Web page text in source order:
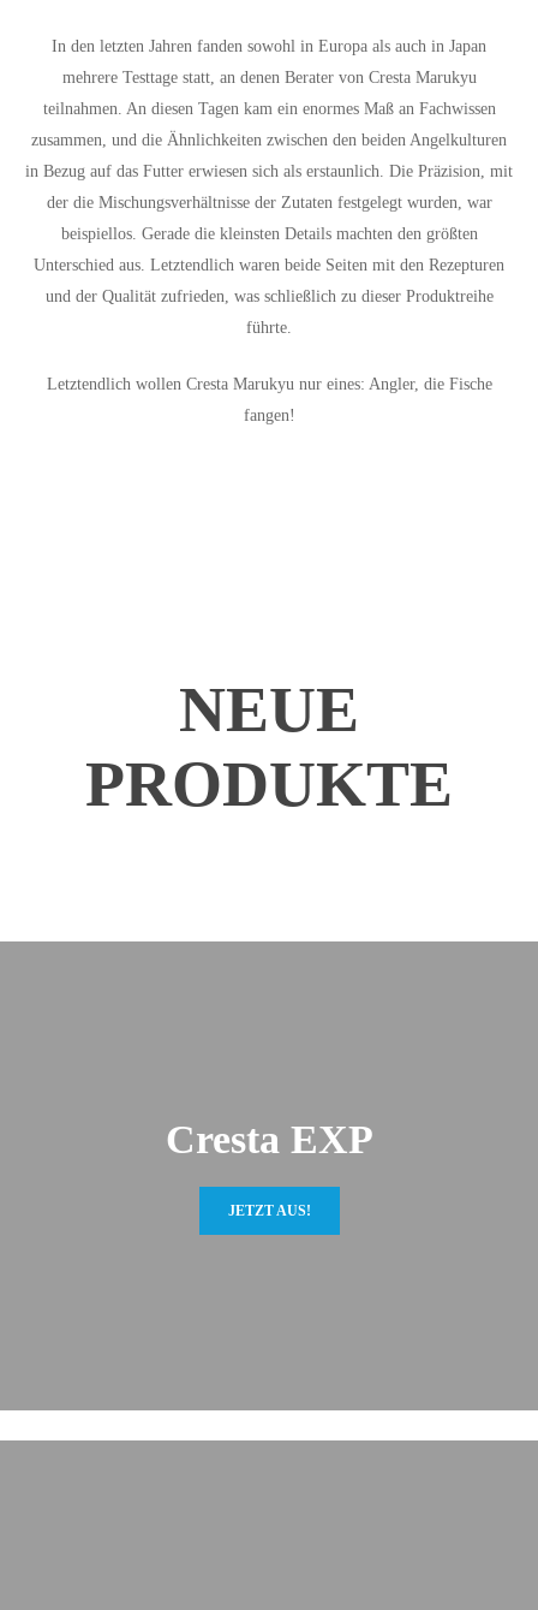
In den letzten Jahren fanden sowohl in Europa als auch in Japan
mehrere Testtage statt, an denen Berater von Cresta Marukyu
teilnahmen. An diesen Tagen kam ein enormes Maß an Fachwissen
zusammen, und die Ähnlichkeiten zwischen den beiden Angelkulturen
in Bezug auf das Futter erwiesen sich als erstaunlich. Die Präzision, mit
der die Mischungsverhältnisse der Zutaten festgelegt wurden, war
beispiellos. Gerade die kleinsten Details machten den größten
Unterschied aus. Letztendlich waren beide Seiten mit den Rezepturen
und der Qualität zufrieden, was schließlich zu dieser Produktreihe
führte.
Letztendlich wollen Cresta Marukyu nur eines: Angler, die Fische
fangen!
NEUE
PRODUKTE
Cresta EXP
JETZT AUS!